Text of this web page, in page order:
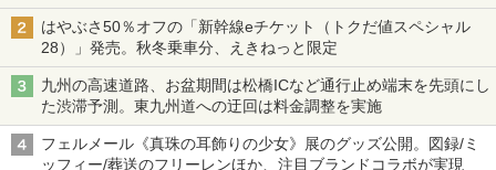
はやぶさ50％オフの「新幹線eチケット（トクだ値スペシャル
28）」発売。秋冬乗車分、えきねっと限定
九州の高速道路、お盆期間は松橋ICなど通行止め端末を先頭にし
た渋滞予測。東九州道への迂回は料金調整を実施
フェルメール《真珠の耳飾りの少女》展のグッズ公開。図録/ミ
ッフィー/葬送のフリーレンほか、注目ブランドコラボが実現